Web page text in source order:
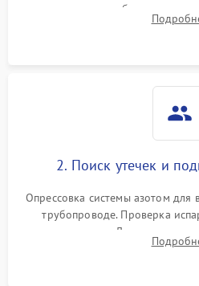
1800
сопротивления обмоток
считывание кодов ошибок с
2. Поиск утечек и
Опрессовка системы азотом
трубопроводе. Проверка
течеискателем. Демонтаж
продувка капиллярной трубки